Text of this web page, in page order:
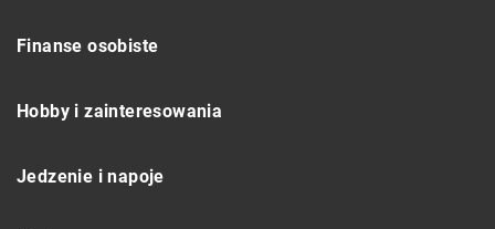
Finanse osobiste
Hobby i zainteresowania
Jedzenie i napoje